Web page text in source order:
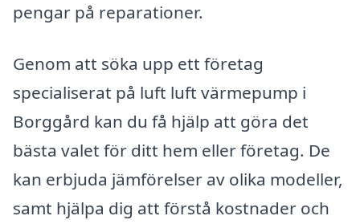
pengar på reparationer.
Genom att söka upp ett företag
specialiserat på luft luft värmepump i
Borggård kan du få hjälp att göra det
bästa valet för ditt hem eller företag. De
kan erbjuda jämförelser av olika modeller,
samt hjälpa dig att förstå kostnader och